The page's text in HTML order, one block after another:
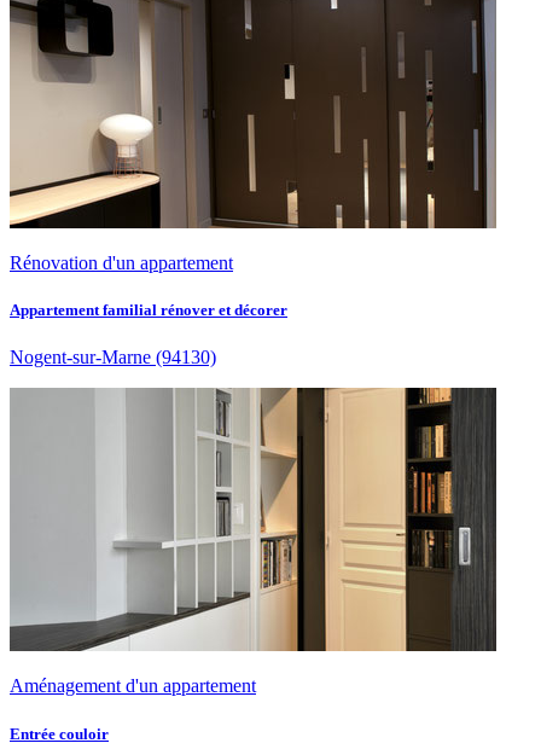
Rénovation d'un appartement
Appartement familial rénover et décorer
Nogent-sur-Marne (94130)
Aménagement d'un appartement
Entrée couloir